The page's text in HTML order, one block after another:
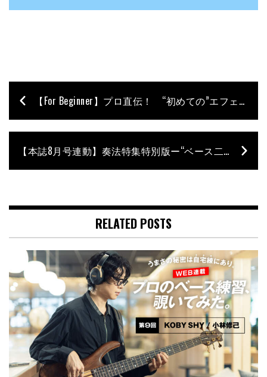
【For Beginner】プロ直伝！ “初めての”エフェクター選び
【本誌8月号連動】奏法特集特別版ー“ベース二重奏”の可能性①『ナガイケジョー×須長和広』
RELATED POSTS